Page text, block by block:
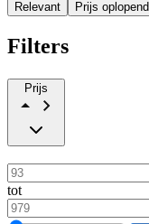
Relevant Prijs oplopend
Filters
Prijs
tot